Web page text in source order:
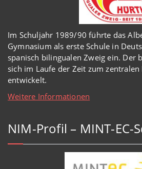
Im Schuljahr 1989/90 führte das
Gymnasium als erste Schule in
spanisch bilingualen Zweig ein. Der
sich im Laufe der Zeit zum
entwickelt.
Weitere Informationen
NIM-Profil – MINT-EC-